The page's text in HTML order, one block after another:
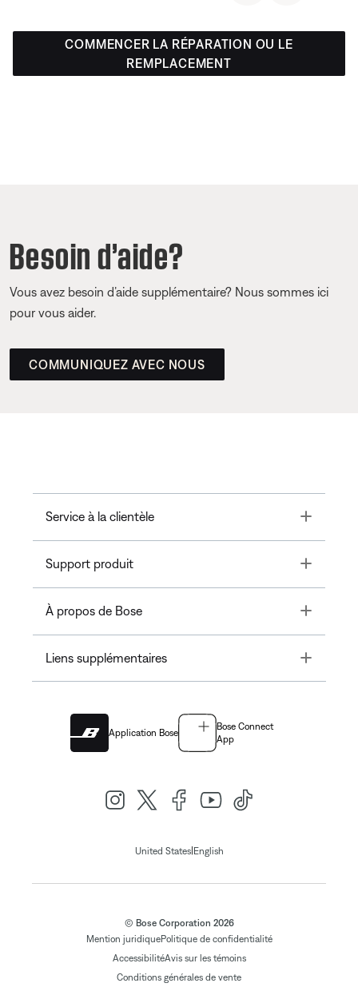
COMMENCER LA RÉPARATION OU LE
REMPLACEMENT
Besoin d’aide?
Vous avez besoin d’aide supplémentaire? Nous sommes ici
pour vous aider.
COMMUNIQUEZ AVEC NOUS
Service à la clientèle Toggle
Support produit Toggle
À propos de Bose Toggle
Liens supplémentaires Toggle
Application Bose
Bose Connect
App
United States| English
© Bose Corporation 2026
Mention juridiquePolitique de confidentialité
AccessibilitéAvis sur les témoins
Conditions générales de vente